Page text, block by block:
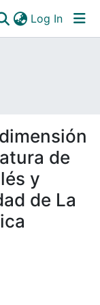
Log In
de
y
de La